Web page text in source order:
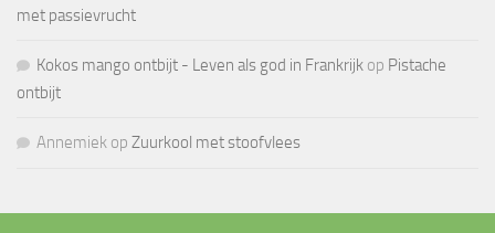
met passievrucht
Kokos mango ontbijt - Leven als god in Frankrijk op Pistache
ontbijt
Annemiek op Zuurkool met stoofvlees